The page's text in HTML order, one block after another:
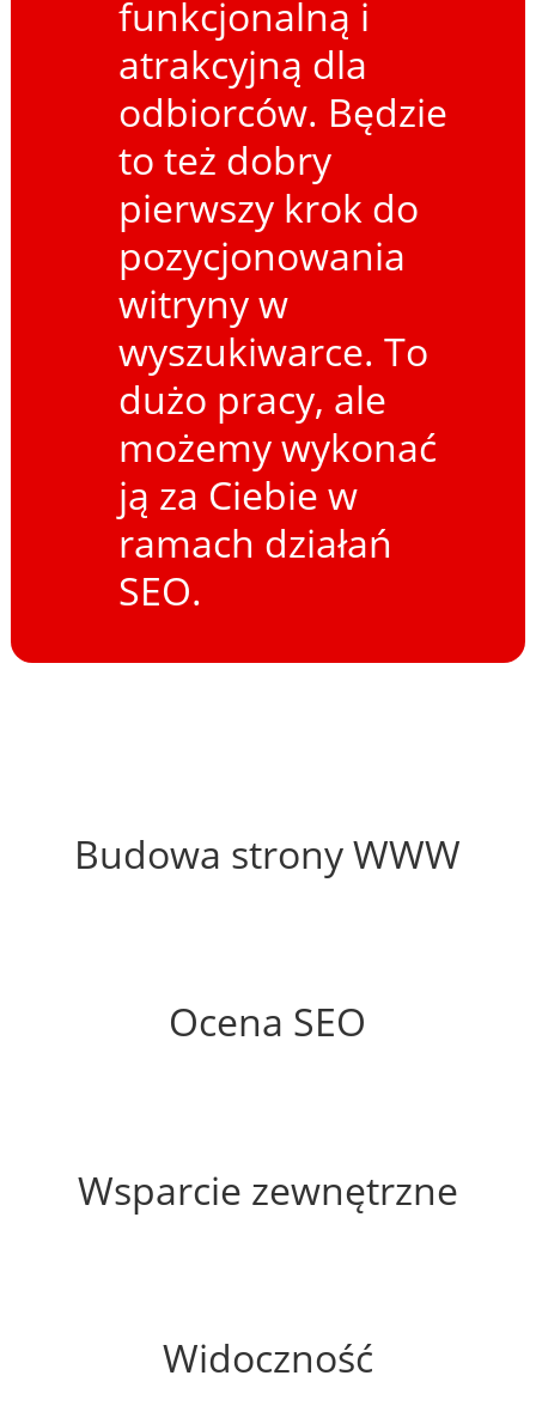
funkcjonalną i
atrakcyjną dla
odbiorców. Będzie
to też dobry
pierwszy krok do
pozycjonowania
witryny w
wyszukiwarce. To
dużo pracy, ale
możemy wykonać
ją za Ciebie w
ramach działań
SEO.
Budowa strony WWW
Ocena SEO
Wsparcie zewnętrzne
Widoczność